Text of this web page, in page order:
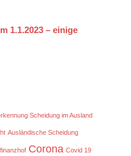
1.1.2023 – einige
Scheidung im Ausland
Ausländische Scheidung
Corona Covid 19